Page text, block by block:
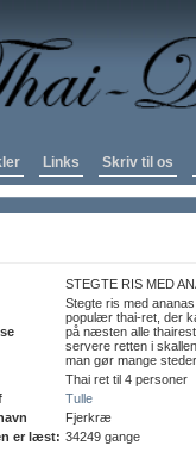
Links Skriv til os
STEGTE RIS MED
Stegte ris med
populær thai-ret, der
på næsten alle
servere retten i
man gør mange
Thai ret til 4 personer
Tulle
Fjerkræ
er læst: 34249 gange